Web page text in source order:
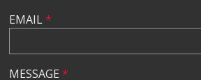
EMAIL*
MESSAGE *